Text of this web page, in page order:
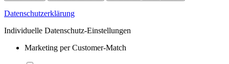
Datenschutzerklärung
Individuelle Datenschutz-Einstellungen
Marketing per Customer-Match